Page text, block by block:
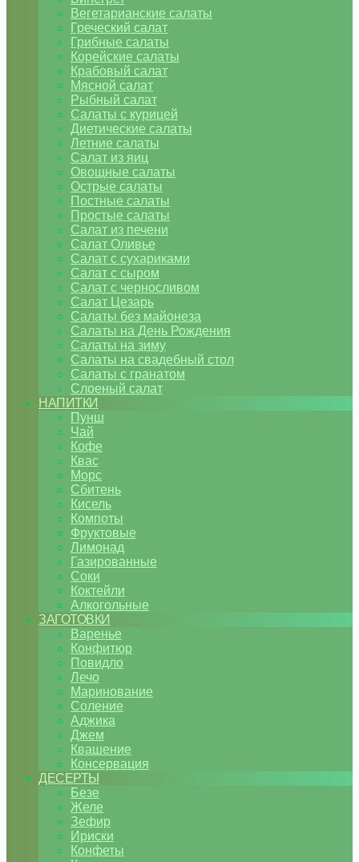
Вегетарианские салаты
Греческий салат
Грибные салаты
Корейские салаты
Крабовый салат
Мясной салат
Рыбный салат
Салаты с курицей
Диетические салаты
Летние салаты
Салат из яиц
Овощные салаты
Острые салаты
Постные салаты
Простые салаты
Салат из печени
Салат Оливье
Салат с сухариками
Салат с сыром
Салат с черносливом
Салат Цезарь
Салаты без майонеза
Салаты на День Рождения
Салаты на зиму
Салаты на свадебный стол
Салаты с гранатом
Слоеный салат
НАПИТКИ
Пунш
Чай
Кофе
Квас
Морс
Сбитень
Кисель
Компоты
Фруктовые
Лимонад
Газированные
Соки
Коктейли
Алкогольные
ЗАГОТОВКИ
Варенье
Конфитюр
Повидло
Лечо
Маринование
Соление
Аджика
Джем
Квашение
Консервация
ДЕСЕРТЫ
Безе
Желе
Зефир
Ириски
Конфеты